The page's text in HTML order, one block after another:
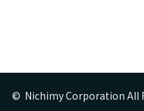
©  Nichimy Corporation All